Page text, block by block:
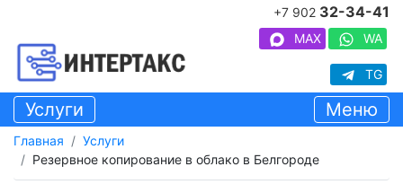
+7 902 32-34-41
MAX WA
TG
Услуги Меню
Главная
Услуги
Резервное копирование в облако в Белгороде